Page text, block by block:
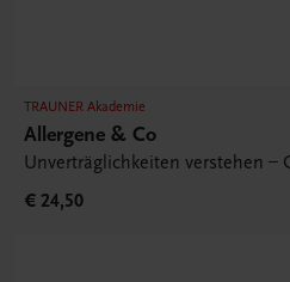
TRAUNER Akademie
Allergene & Co
Unverträglichkeiten verstehen –
€ 24,50